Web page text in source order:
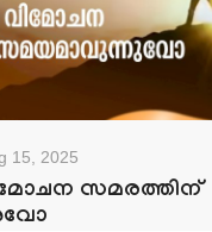
15, 2025
സമരത്തിന്